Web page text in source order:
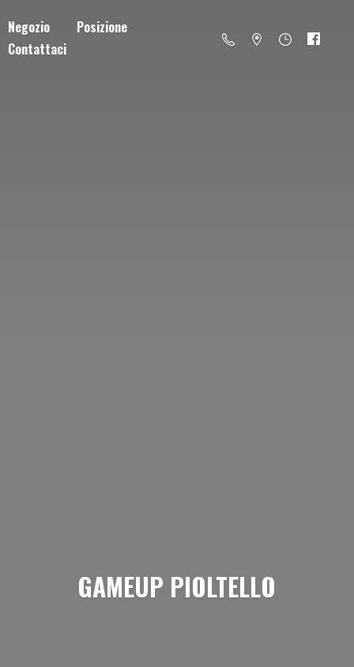
Negozio
Posizione
Contattaci
GAMEUP PIOLTELLO